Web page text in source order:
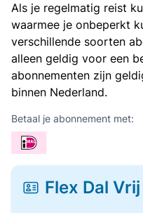
Als je regelmatig reist
waarmee je onbeperkt
verschillende soorten
alleen geldig voor een
abonnementen zijn
binnen Nederland.
Betaal je abonnement met:
Flex Dal Vrij